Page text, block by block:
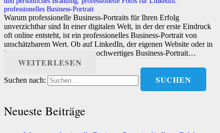
professionelles Business-Portrait
Warum professionelle Business-Portraits für Ihren Erfolg
unverzichtbar sind In einer digitalen Welt, in der der erste Eindruck
oft online entsteht, ist ein professionelles Business-Portrait von
unschätzbarem Wert. Ob auf LinkedIn, der eigenen Website oder in
Marketing-Materialien – ein hochwertiges Business-Portrait…
WEITERLESEN
Suchen nach:
Neueste Beiträge